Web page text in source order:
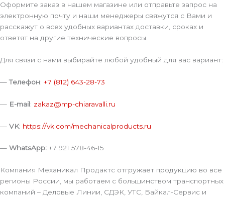
Оформите заказ в нашем магазине или отправьте запрос на
электронную почту и наши менеджеры свяжутся с Вами и
расскажут о всех удобных вариантах доставки, сроках и
ответят на другие технические вопросы.
Для связи с нами выбирайте любой удобный для вас вариант:
—Телефон: +7 (812) 643-28-73
— E-mail: zakaz@mp-chiaravalli.ru
— VK: https://vk.com/mechanicalproducts.ru
— WhatsApp: +7 921 578-46-15
Компания Механикал Продактс отгружает продукцию во все
регионы России, мы работаем с большинством транспортных
компаний – Деловые Линии, СДЭК, УТС, Байкал-Сервис и